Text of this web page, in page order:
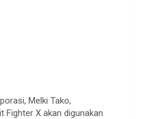
Melki Tako,
Fighter X akan digunakan